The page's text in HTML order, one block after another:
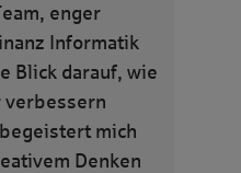
enger
Informatik
Blick darauf, wie
verbessern
mich
Denken